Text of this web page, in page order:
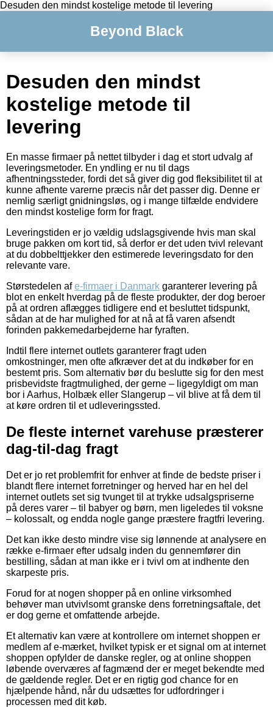
Desuden den mindst kostelige metode til levering
Beyond Black
Desuden den mindst
kostelige metode til
levering
En masse firmaer på nettet tilbyder i dag et stort udvalg af
leveringsmetoder. En yndling er nu til dags
afhentningssteder, fordi det så giver dig god fleksibilitet til at
kunne afhente varerne præcis når det passer dig. Denne er
nemlig særligt gnidningsløs, og i mange tilfælde endvidere
den mindst kostelige form for fragt.
Leveringstiden er jo vældig udslagsgivende hvis man skal
bruge pakken om kort tid, så derfor er det uden tvivl relevant
at du dobbelttjekker den estimerede leveringsdato for den
relevante vare.
Størstedelen afe-firmaer i Danmark garanterer levering på
blot en enkelt hverdag på de fleste produkter, der dog beroer
på at ordren aflægges tidligere end et besluttet tidspunkt,
sådan at de har mulighed for at nå at få varen afsendt
forinden pakkemedarbejderne har fyraften.
Indtil flere internet outlets garanterer fragt uden
omkostninger, men ofte afkræver det at du indkøber for en
bestemt pris. Som alternativ bør du beslutte sig for den mest
prisbevidste fragtmulighed, der gerne – ligegyldigt om man
bor i Aarhus, Holbæk eller Slangerup – vil blive at få dem til
at køre ordren til et udleveringssted.
De fleste internet varehuse præsterer
dag-til-dag fragt
Det er jo ret problemfrit for enhver at finde de bedste priser i
blandt flere internet forretninger og herved har en hel del
internet outlets set sig tvunget til at trykke udsalgspriserne
på deres varer – til babyer og børn, men ligeledes til voksne
– kolossalt, og endda nogle gange præstere fragtfri levering.
Det kan ikke desto mindre vise sig lønnende at analysere en
række e-firmaer efter udsalg inden du gennemfører din
bestilling, sådan at man ikke er i tvivl om at indhente den
skarpeste pris.
Forud for at nogen shopper på en online virksomhed
behøver man utvivlsomt granske dens forretningsaftale, det
er dog gerne et omfattende arbejde.
Et alternativ kan være at kontrollere om internet shoppen er
medlem af e-mærket, hvilket typisk er et signal om at internet
shoppen opfylder de danske regler, og at online shoppen
løbende overværes af fagmænd der er meget bekendte med
de gældende regler. Det er en rigtig god chance for en
hjælpende hånd, når du udsættes for udfordringer i
processen med dit køb.